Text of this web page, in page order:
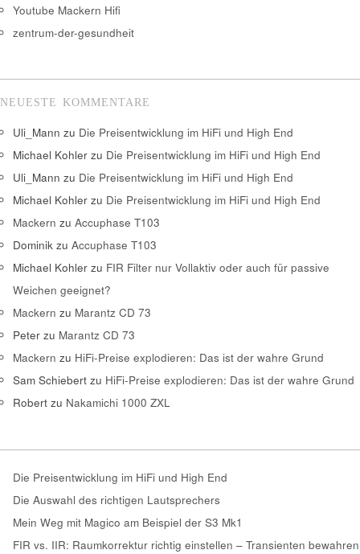
Youtube Mackern Hifi
zentrum-der-gesundheit
NEUESTE KOMMENTARE
Uli_Mann zu Die Preisentwicklung im HiFi und High End
Michael Kohler zu Die Preisentwicklung im HiFi und High End
Uli_Mann zu Die Preisentwicklung im HiFi und High End
Michael Kohler zu Die Preisentwicklung im HiFi und High End
Mackern zu Accuphase T103
Dominik zu Accuphase T103
Michael Kohler zu FIR Filter nur Vollaktiv oder auch für passive
Weichen geeignet?
Mackern zu Marantz CD 73
Peter zu Marantz CD 73
Mackern zu HiFi-Preise explodieren: Das ist der wahre Grund
Sam Schiebert zu HiFi-Preise explodieren: Das ist der wahre Grund
Robert zu Nakamichi 1000 ZXL
Die Preisentwicklung im HiFi und High End
Die Auswahl des richtigen Lautsprechers
Mein Weg mit Magico am Beispiel der S3 Mk1
FIR vs. IIR: Raumkorrektur richtig einstellen – Transienten bewahren